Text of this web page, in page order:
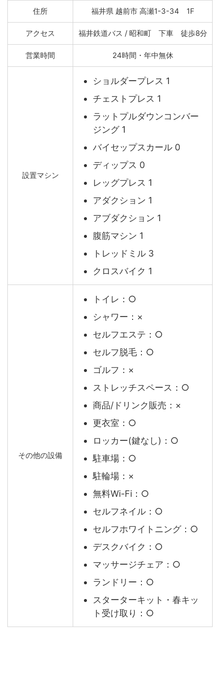
住所 福井県 越前市 高瀬1-3-34 1F
アクセス 福井鉄道バス / 昭和町 下車 徒歩8分
営業時間 24時間・年中無休
設置マシン
ショルダープレス 1
チェストプレス 1
ラットプルダウンコンバー
ジング 1
バイセップスカール 0
ディップス 0
レッグプレス 1
アダクション 1
アブダクション 1
腹筋マシン 1
トレッドミル 3
クロスバイク 1
その他の設備
トイレ：○
シャワー：×
セルフエステ：○
セルフ脱毛：○
ゴルフ：×
ストレッチスペース：○
商品/ドリンク販売：×
更衣室：○
ロッカー(鍵なし)：○
駐車場：○
駐輪場：×
無料Wi-Fi：○
セルフネイル：○
セルフホワイトニング：○
デスクバイク：○
マッサージチェア：○
ランドリー：○
スターターキット・春キッ
ト受け取り：○